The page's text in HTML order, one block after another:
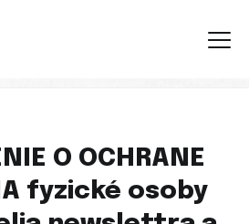
O OCHRANE
fyzické osoby